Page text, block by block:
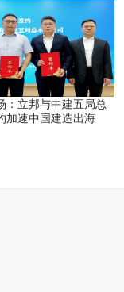
：立邦与中建五局总
加速中国建造出海